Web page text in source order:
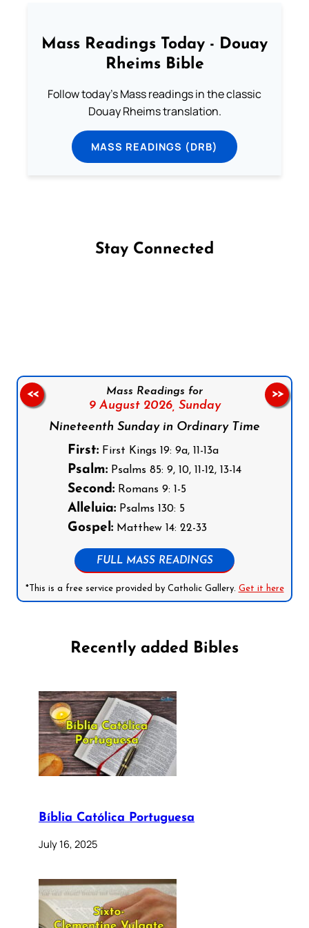
Mass Readings Today - Douay
Rheims Bible
Follow today's Mass readings in the classic
Douay Rheims translation.
MASS READINGS (DRB)
Stay Connected
Mass Readings for
9 August 2026, Sunday
Nineteenth Sunday in Ordinary Time
First: First Kings 19: 9a, 11-13a
Psalm: Psalms 85: 9, 10, 11-12, 13-14
Second: Romans 9: 1-5
Alleluia: Psalms 130: 5
Gospel: Matthew 14: 22-33
FULL MASS READINGS
*This is a free service provided by Catholic Gallery. Get it here
<< >>
Recently added Bibles
Bíblia Católica Portuguesa
July 16, 2025